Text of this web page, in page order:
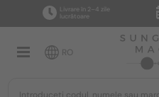
Livrare în 2–4 zile
lucrătoare
RO